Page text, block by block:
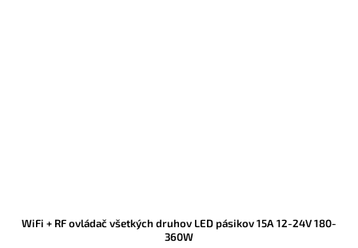
WiFi + RF ovládač všetkých druhov LED pásikov 15A 12-24V 180-
360W